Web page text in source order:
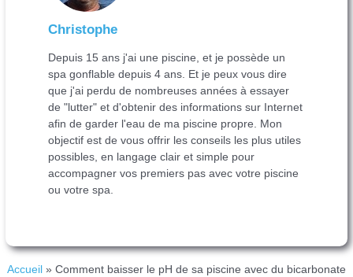
Christophe
Depuis 15 ans j'ai une piscine, et je possède un
spa gonflable depuis 4 ans. Et je peux vous dire
que j'ai perdu de nombreuses années à essayer
de "lutter" et d'obtenir des informations sur Internet
afin de garder l'eau de ma piscine propre. Mon
objectif est de vous offrir les conseils les plus utiles
possibles, en langage clair et simple pour
accompagner vos premiers pas avec votre piscine
ou votre spa.
Accueil » Comment baisser le pH de sa piscine avec du bicarbonate